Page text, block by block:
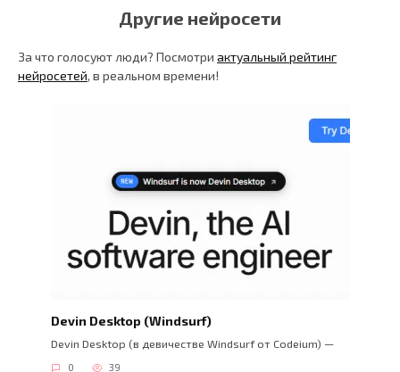
Другие нейросети
За что голосуют люди? Посмотри актуальный рейтинг
нейросетей, в реальном времени!
Devin Desktop (Windsurf)
Devin Desktop (в девичестве Windsurf от Codeium) —
0 39